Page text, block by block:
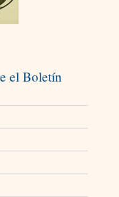
el Boletín